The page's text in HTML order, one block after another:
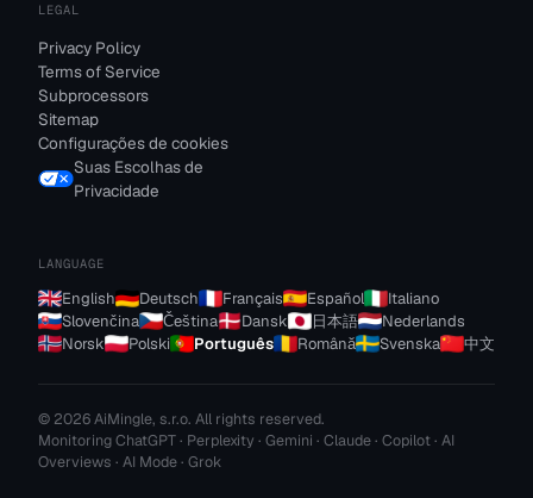
LEGAL
Privacy Policy
Terms of Service
Subprocessors
Sitemap
Configurações de cookies
Suas Escolhas de
Privacidade
LANGUAGE
English Deutsch Français Español
Italiano
Slovenčina
Čeština Dansk 日本語
Nederlands
Norsk
Polski Português Română Svenska 中文
© 2026 AiMingle, s.r.o. All rights reserved.
Monitoring ChatGPT · Perplexity · Gemini · Claude · Copilot · AI
Overviews · AI Mode · Grok